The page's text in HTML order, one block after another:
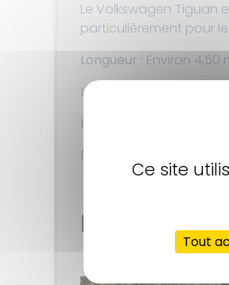
Le Volkswagen Tiguan
particulièrement pour
Longueur : Environ 4,50
Largeur
Hauteur
Empattement
Ce site
Tout